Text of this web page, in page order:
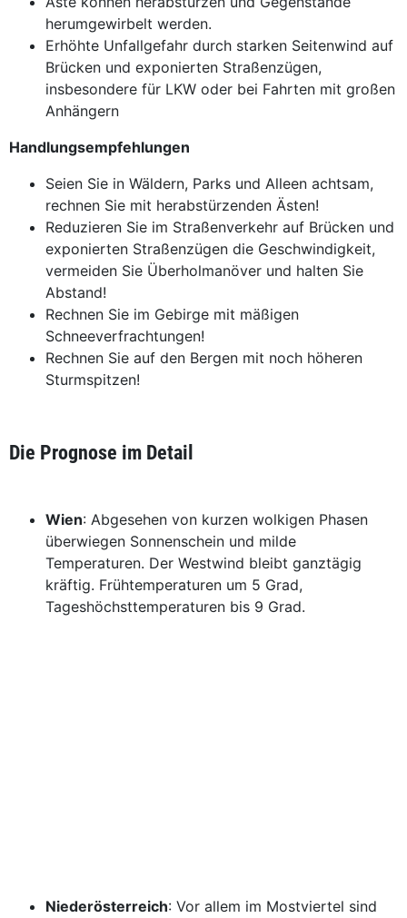
herumgewirbelt werden.
Erhöhte Unfallgefahr durch starken Seitenwind auf
Brücken und exponierten Straßenzügen,
insbesondere für LKW oder bei Fahrten mit großen
Anhängern
Handlungsempfehlungen
Seien Sie in Wäldern, Parks und Alleen achtsam,
rechnen Sie mit herabstürzenden Ästen!
Reduzieren Sie im Straßenverkehr auf Brücken und
exponierten Straßenzügen die Geschwindigkeit,
vermeiden Sie Überholmanöver und halten Sie
Abstand!
Rechnen Sie im Gebirge mit mäßigen
Schneeverfrachtungen!
Rechnen Sie auf den Bergen mit noch höheren
Sturmspitzen!
Die Prognose im Detail
Wien: Abgesehen von kurzen wolkigen Phasen
überwiegen Sonnenschein und milde
Temperaturen. Der Westwind bleibt ganztägig
kräftig. Frühtemperaturen um 5 Grad,
Tageshöchsttemperaturen bis 9 Grad.
Niederösterreich: Vor allem im Mostviertel sind